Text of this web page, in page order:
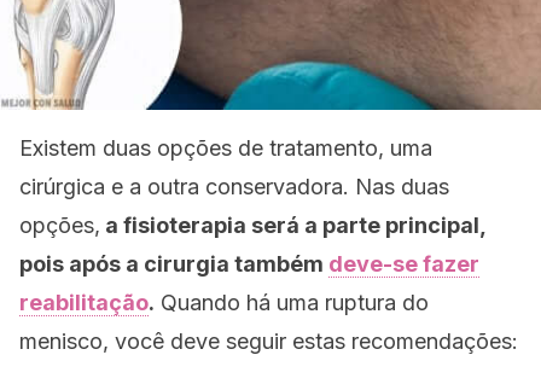
Existem duas opções de tratamento, uma
cirúrgica e a outra conservadora. Nas duas
opções, a fisioterapia será a parte principal,
pois após a cirurgia também deve-se fazer
reabilitação. Quando há uma ruptura do
menisco, você deve seguir estas recomendações: